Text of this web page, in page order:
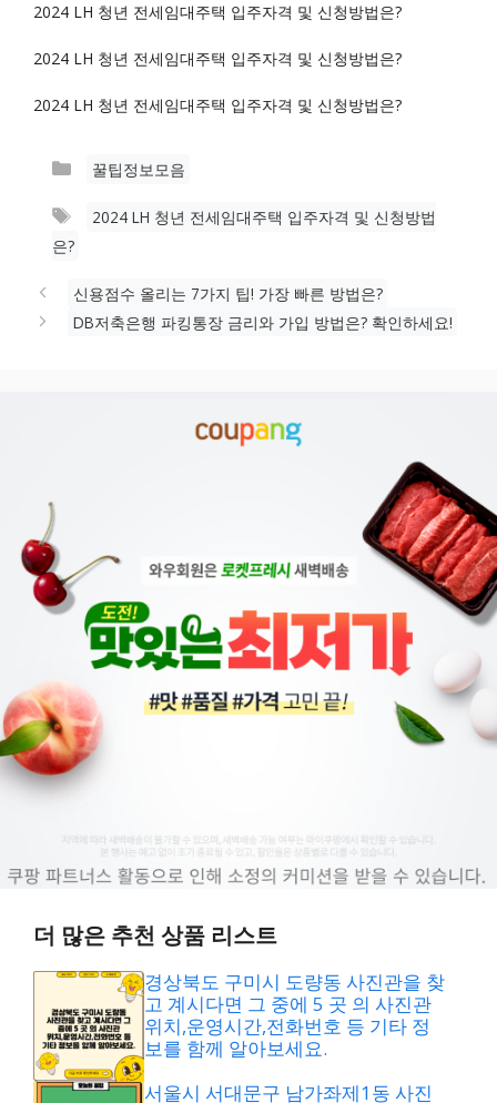
2024 LH 청년 전세임대주택 입주자격 및 신청방법은?
2024 LH 청년 전세임대주택 입주자격 및 신청방법은?
2024 LH 청년 전세임대주택 입주자격 및 신청방법은?
카
고
꿀팁정보모음
태
2024 LH 청년 전세임대주택 입주자격 및 신청방법
은?
신용점수 올리는 7가지 팁! 가장 빠른 방법은?
DB저축은행 파킹통장 금리와 가입 방법은? 확인하세요!
더 많은 추천 상품 리스트
경상북도 구미시 도량동 사진관을 찾
고 계시다면 그 중에 5 곳 의 사진관
위치,운영시간,전화번호 등 기타 정
보를 함께 알아보세요.
서울시 서대문구 남가좌제1동 사진